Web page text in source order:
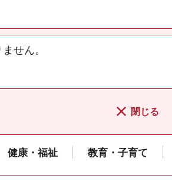
せん。
閉じる
健康・福祉 教育・子育て